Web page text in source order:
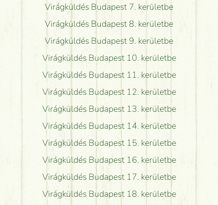
Virágküldés Budapest 7. kerületbe
Virágküldés Budapest 8. kerületbe
Virágküldés Budapest 9. kerületbe
Virágküldés Budapest 10. kerületbe
Virágküldés Budapest 11. kerületbe
Virágküldés Budapest 12. kerületbe
Virágküldés Budapest 13. kerületbe
Virágküldés Budapest 14. kerületbe
Virágküldés Budapest 15. kerületbe
Virágküldés Budapest 16. kerületbe
Virágküldés Budapest 17. kerületbe
Virágküldés Budapest 18. kerületbe